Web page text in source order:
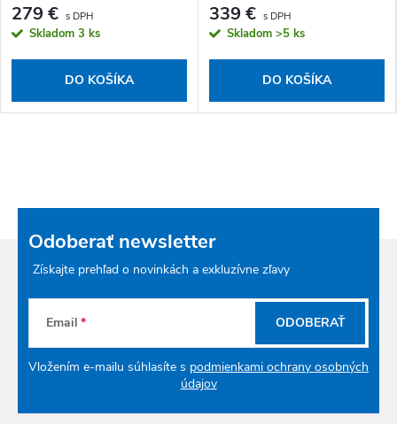
279 €
Skladom 3 ks
DO KOŠÍKA
339 €
Skladom >5 ks
DO KOŠÍKA
Odoberať newsletter
Získajte prehľad o novinkách a exkluzívne zľavy
Email
Vložením e-mailu súhlasíte s podmienkami ochrany osobných
údajov
ODOBERAŤ